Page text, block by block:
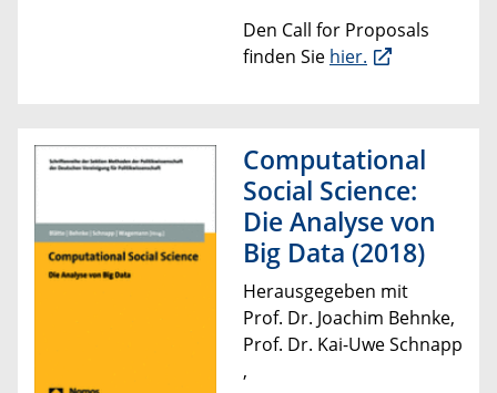
Den Call for Proposals
finden Sie hier.
Computational
Social Science:
Die Analyse von
Big Data (2018)
Herausgegeben mit
Prof. Dr. Joachim Behnke,
Prof. Dr. Kai-Uwe Schnapp
,